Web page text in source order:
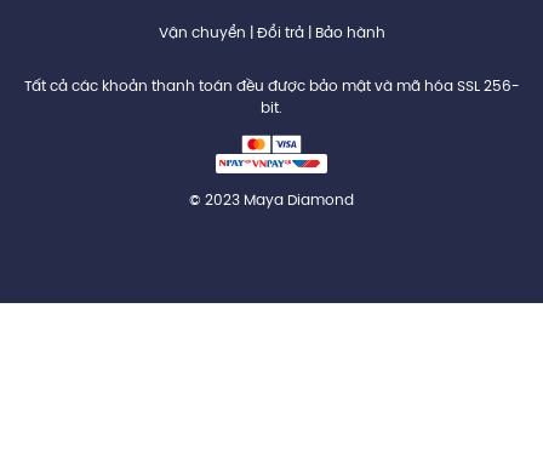
Vận chuyển |Đổi trả | Bảo hành
Tất cả các khoản thanh toán đều được bảo mật và mã hóa SSL 256-
bit.
© 2023 Maya Diamond